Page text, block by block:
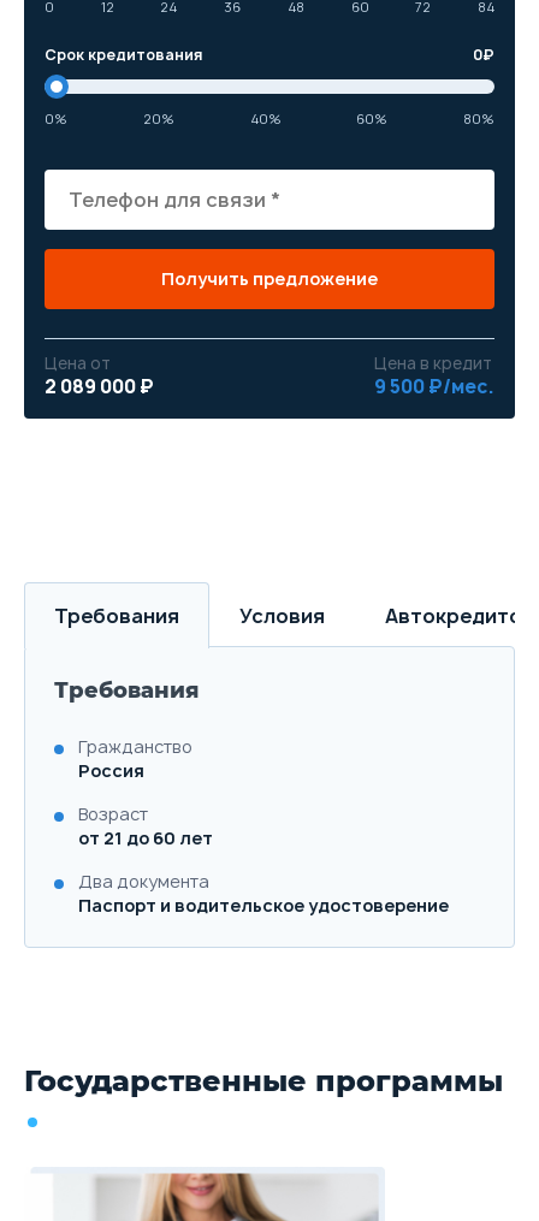
0 12 24 36 48 60 72 84
Срок кредитования 0₽
0% 20% 40% 60% 80%
Получить предложение
Цена от
2 089 000 ₽
Цена в кредит
9 500 ₽/мес.
Требования Условия
Требования
Гражданство
Россия
Возраст
от 21 до 60 лет
Два документа
Паспорт и водительское удостоверение
Государственные программы